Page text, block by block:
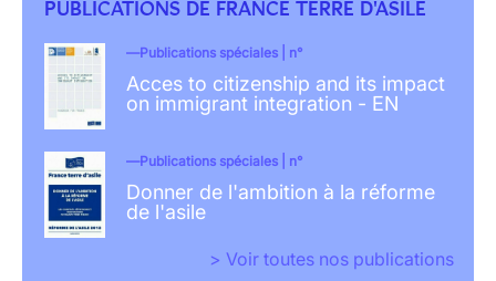
PUBLICATIONS DE FRANCE TERRE D'ASILE
Publications spéciales | n°
Acces to citizenship and its impact
on immigrant integration - EN
Publications spéciales | n°
Donner de l'ambition à la réforme
de l'asile
> Voir toutes nos publications